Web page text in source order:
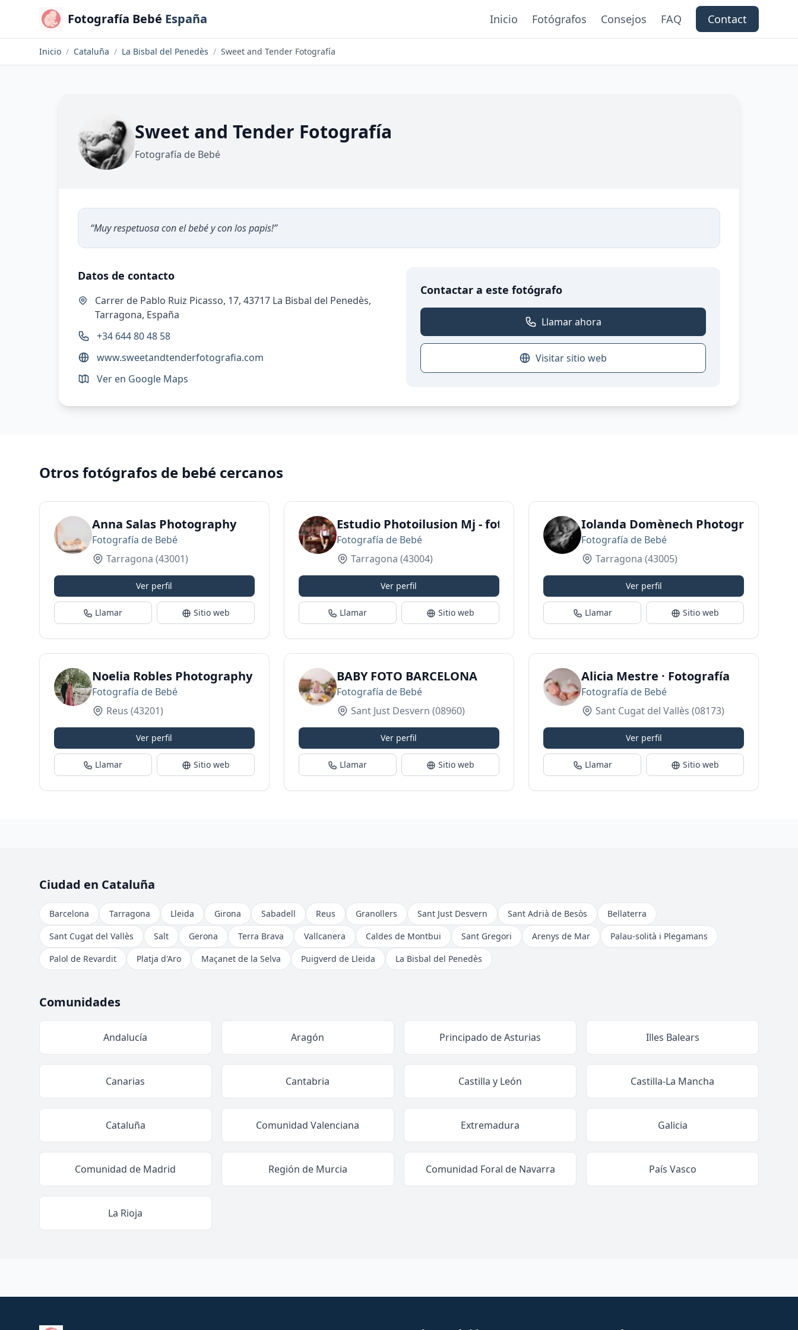
Fotografía Bebé España Inicio Fotógrafos Consejos FAQ Contact
Inicio / Cataluña / La Bisbal del Penedès / Sweet and Tender Fotografía
Sweet and Tender Fotografía
Fotografía de Bebé
“Muy respetuosa con el bebé y con los papis!”
Datos de contacto
Carrer de Pablo Ruiz Picasso, 17, 43717 La Bisbal del Penedès,
Tarragona, España
+34 644 80 48 58
www.sweetandtenderfotografia.com
Ver en Google Maps
Contactar a este fotógrafo
Llamar ahora
Visitar sitio web
Otros fotógrafos de bebé cercanos
Anna Salas Photography
Fotografía de Bebé
Tarragona (43001)
Ver perfil
Llamar Sitio web
Estudio Photoilusion Mj - fotografia newborn/embarazo Tarragona
Fotografía de Bebé
Tarragona (43004)
Ver perfil
Llamar Sitio web
Iolanda Domènech Photography
Fotografía de Bebé
Tarragona (43005)
Ver perfil
Llamar Sitio web
Noelia Robles Photography
Fotografía de Bebé
Reus (43201)
Ver perfil
Llamar Sitio web
BABY FOTO BARCELONA
Fotografía de Bebé
Sant Just Desvern (08960)
Ver perfil
Llamar Sitio web
Alicia Mestre · Fotografía
Fotografía de Bebé
Sant Cugat del Vallès (08173)
Ver perfil
Llamar Sitio web
Ciudad en Cataluña
Barcelona Tarragona Lleida Girona Sabadell Reus Granollers Sant Just Desvern Sant Adrià de Besòs
Bellaterra
Sant Cugat del Vallès
Salt Gerona Terra Brava Vallcanera Caldes de Montbui Sant Gregori Arenys de Mar
Palau-solità i Plegamans
Palol de Revardit
Platja d'Aro Maçanet de la Selva Puigverd de Lleida La Bisbal del Penedès
Comunidades
Andalucía Aragón Principado de Asturias Illes Balears
Canarias Cantabria Castilla y León Castilla-La Mancha
Cataluña Comunidad Valenciana Extremadura Galicia
Comunidad de Madrid Región de Murcia Comunidad Foral de Navarra País Vasco
La Rioja